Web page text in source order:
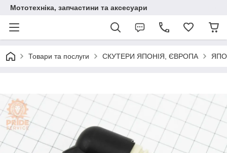
Мототехніка, запчастини та аксесуари
Товари та послуги СКУТЕРИ ЯПОНІЯ, ЄВРОПА